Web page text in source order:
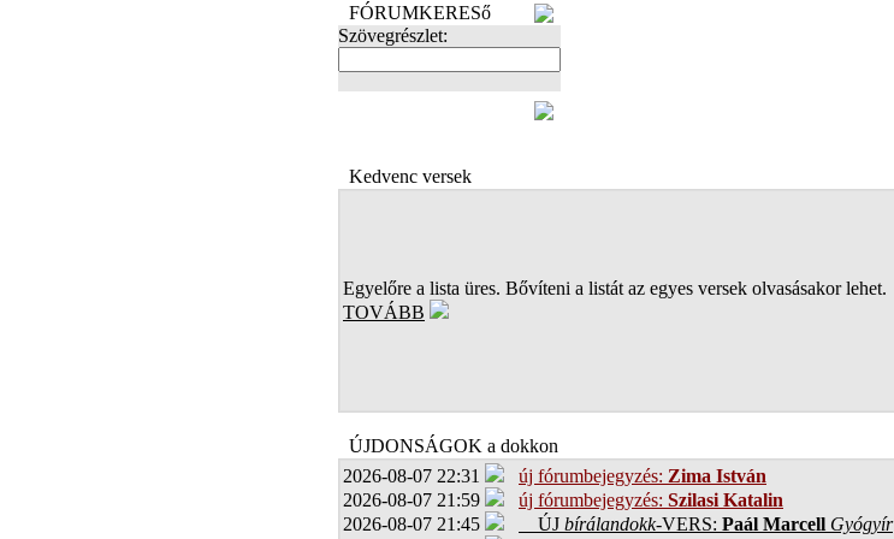
FÓRUMKERESő
Szövegrészlet:
Kedvenc versek
Egyelőre a lista üres. Bővíteni a listát az egyes versek olvasásakor lehet.
TOVÁBB
ÚJDONSÁGOK a dokkon
2026-08-07 22:31
új fórumbejegyzés: Zima István
2026-08-07 21:59
új fórumbejegyzés: Szilasi Katalin
2026-08-07 21:45
ÚJ bírálandokk-VERS: Paál Marcell Gyógyír